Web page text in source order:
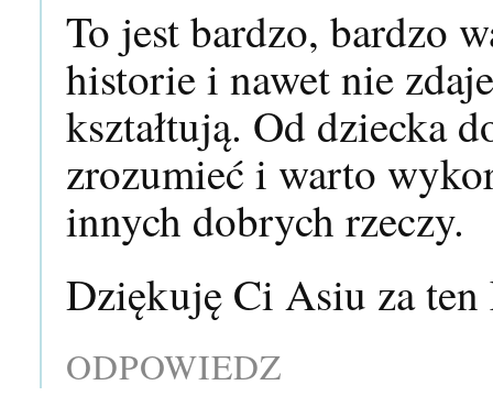
To jest bardzo, bardzo
historie i nawet nie
kształtują. Od dziecka
zrozumieć i warto
innych dobrych rzeczy.
Dziękuję Ci Asiu za
ODPOWIEDZ